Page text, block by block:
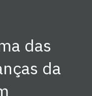
das
da